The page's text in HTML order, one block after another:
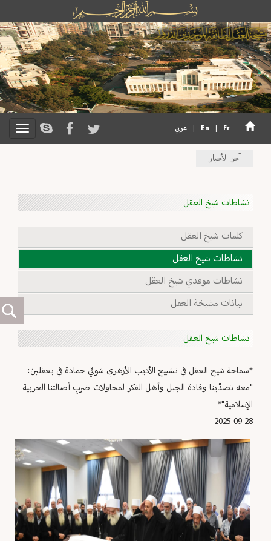
En Fr عربي
آخر الأخبار
نشاطات شيخ العقل
كلمات شيخ العقل
نشاطات شيخ العقل
نشاطات موفدي شيخ العقل
بيانات مشيخة العقل
نشاطات شيخ العقل
‏*سماحة شيخ العقل في تشييع الأديب الأزهري شوقي حمادة في بعقلين:
"معه تصدّينا وقادة الجبل وأهل الفكر لمحاولات ضربِ أصالتنا ‏العربية
الإسلامية"*‏
2025-09-28